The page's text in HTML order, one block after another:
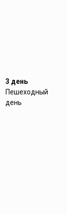
3 день
Пешеходный
день